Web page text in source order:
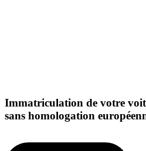
Immatriculation de votre
sans homologation